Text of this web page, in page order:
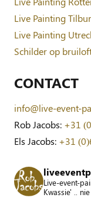
Live Painting
Live Painting
Schilder op
CONTACT
info@live-event-
Rob Jacobs: +31
Els Jacobs: +31
Live-event-
Kwassie' ..